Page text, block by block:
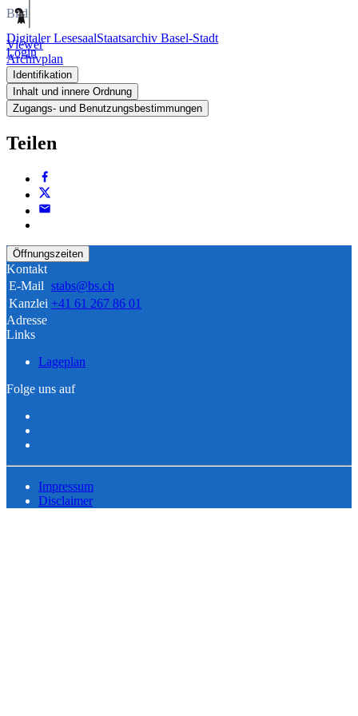
Digitaler LesesaalStaatsarchiv Basel-Stadt
Login
Bild
Viewer
Archivplan
Identifikation
Inhalt und innere Ordnung
Zugangs- und Benutzungsbestimmungen
Teilen
Öffnungszeiten
Kontakt
E-Mail stabs@bs.ch
Kanzlei +41 61 267 86 01
Adresse
Links
Lageplan
Folge uns auf
Impressum
Disclaimer